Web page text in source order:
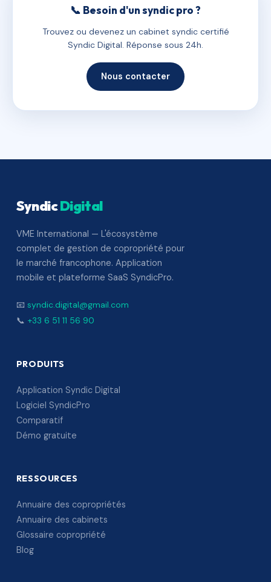
📞 Besoin d'un syndic pro ?
Trouvez ou devenez un cabinet syndic certifié
Syndic Digital. Réponse sous 24h.
Nous contacter
SyndicDigital
VME International — L'écosystème
complet de gestion de copropriété pour
le marché francophone. Application
mobile et plateforme SaaS SyndicPro.
📧 syndic.digital@gmail.com
📞 +33 6 51 11 56 90
PRODUITS
Application Syndic Digital
Logiciel SyndicPro
Comparatif
Démo gratuite
RESSOURCES
Annuaire des copropriétés
Annuaire des cabinets
Glossaire copropriété
Blog